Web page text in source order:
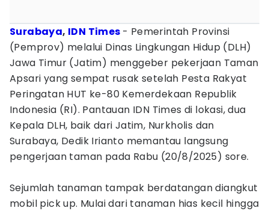
Surabaya, IDN Times - Pemerintah Provinsi
(Pemprov) melalui Dinas Lingkungan Hidup (DLH)
Jawa Timur (Jatim) menggeber pekerjaan Taman
Apsari yang sempat rusak setelah Pesta Rakyat
Peringatan HUT ke-80 Kemerdekaan Republik
Indonesia (RI). Pantauan IDN Times di lokasi, dua
Kepala DLH, baik dari Jatim, Nurkholis dan
Surabaya, Dedik Irianto memantau langsung
pengerjaan taman pada Rabu (20/8/2025) sore.
Sejumlah tanaman tampak berdatangan diangkut
mobil pick up. Mulai dari tanaman hias kecil hingga